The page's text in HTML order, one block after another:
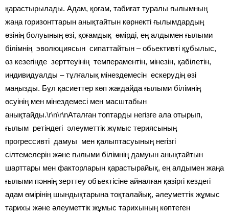
қарастырылады. Адам, қоғам, табиғат туралы ғылымның
жаңа горизонттарын анықтайтын көрнекті ғылымдардың
өзінің болуының өзі, қоғамдық өмірді, ең алдымен ғылыми
білімнің эволюциясын сипаттайтын – обьективті құбылыс,
өз кезегінде зерттеуінің темпераментін, мінезін, қабілетін,
индивидуалды – тұлғалық мінездемесін ескерудің өзі
маңызды. Бұл қасиеттер көп жағдайда ғылыми білімнің
өсуінің мен мінездемесі мен масштабын
анықтайды.\r\n\r\nАталған топтарды негізге ала отырып,
ғылым ретіндегі әлеуметтік жұмыс териясының
прогрессивті дамуы мен қалыптасуының негізгі
сілтемелерін және ғылыми білімнің дамуын анықтайтын
шарттары мен факторларын қарастырайық, ең алдымен жаңа
ғылыми пәннің зерттеу объектісіне айналған қазіргі кездегі
адам өмірінің шындықтарына тоқталайық, әлеуметтік жұмыс
тарихы және әлеуметтік жұмыс тарихының көптеген